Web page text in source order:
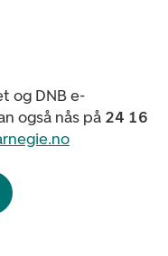
og DNB e-
også nås på 24 16